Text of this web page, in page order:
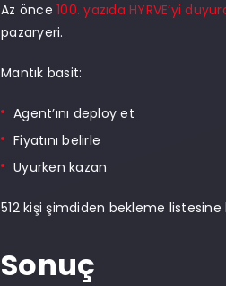
Az önce 100. yazıda HYRVE’yi
pazaryeri.
Mantık basit:
Agent’ını deploy et
Fiyatını belirle
Uyurken kazan
512 kişi şimdiden bekleme listesine
Sonuç